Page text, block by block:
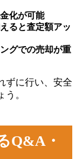
化が可能
ると査定額アッ
グでの売却が重
ずに行い、安全
。
Q&A・